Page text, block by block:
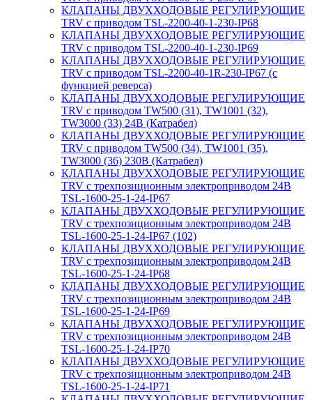
КЛАПАНЫ ДВУХХОДОВЫЕ РЕГУЛИРУЮЩИЕ
TRV с приводом TSL-2200-40-1-230-IP68
КЛАПАНЫ ДВУХХОДОВЫЕ РЕГУЛИРУЮЩИЕ
TRV с приводом TSL-2200-40-1-230-IP69
КЛАПАНЫ ДВУХХОДОВЫЕ РЕГУЛИРУЮЩИЕ
TRV с приводом TSL-2200-40-1R-230-IP67 (с
функцией реверса)
КЛАПАНЫ ДВУХХОДОВЫЕ РЕГУЛИРУЮЩИЕ
TRV с приводом TW500 (31), TW1001 (32),
TW3000 (33) 24В (Катрабел)
КЛАПАНЫ ДВУХХОДОВЫЕ РЕГУЛИРУЮЩИЕ
TRV с приводом TW500 (34), TW1001 (35),
TW3000 (36) 230В (Катрабел)
КЛАПАНЫ ДВУХХОДОВЫЕ РЕГУЛИРУЮЩИЕ
TRV с трехпозиционным электроприводом 24В
TSL-1600-25-1-24-IP67
КЛАПАНЫ ДВУХХОДОВЫЕ РЕГУЛИРУЮЩИЕ
TRV с трехпозиционным электроприводом 24В
TSL-1600-25-1-24-IP67 (102)
КЛАПАНЫ ДВУХХОДОВЫЕ РЕГУЛИРУЮЩИЕ
TRV с трехпозиционным электроприводом 24В
TSL-1600-25-1-24-IP68
КЛАПАНЫ ДВУХХОДОВЫЕ РЕГУЛИРУЮЩИЕ
TRV с трехпозиционным электроприводом 24В
TSL-1600-25-1-24-IP69
КЛАПАНЫ ДВУХХОДОВЫЕ РЕГУЛИРУЮЩИЕ
TRV с трехпозиционным электроприводом 24В
TSL-1600-25-1-24-IP70
КЛАПАНЫ ДВУХХОДОВЫЕ РЕГУЛИРУЮЩИЕ
TRV с трехпозиционным электроприводом 24В
TSL-1600-25-1-24-IP71